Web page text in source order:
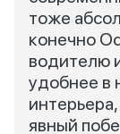
тоже
конечно
водителю
удобнее в
явный